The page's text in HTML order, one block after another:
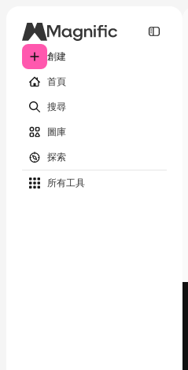
創建
首頁
搜尋
圖庫
探索
所有工具